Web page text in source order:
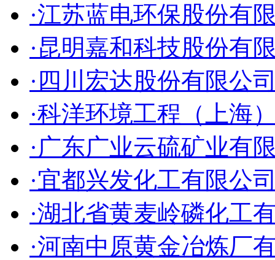
·江苏蓝电环保股份有
·昆明嘉和科技股份有
·四川宏达股份有限公
·科洋环境工程（上海
·广东广业云硫矿业有
·宜都兴发化工有限公
·湖北省黄麦岭磷化工
·河南中原黄金冶炼厂